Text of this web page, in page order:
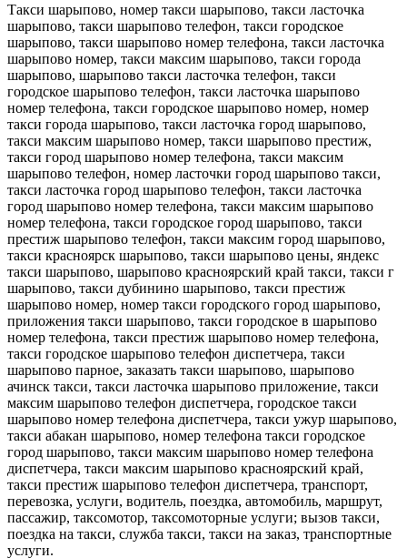
Такси шарыпово, номер такси шарыпово, такси ласточка
шарыпово, такси шарыпово телефон, такси городское
шарыпово, такси шарыпово номер телефона, такси ласточка
шарыпово номер, такси максим шарыпово, такси города
шарыпово, шарыпово такси ласточка телефон, такси
городское шарыпово телефон, такси ласточка шарыпово
номер телефона, такси городское шарыпово номер, номер
такси города шарыпово, такси ласточка город шарыпово,
такси максим шарыпово номер, такси шарыпово престиж,
такси город шарыпово номер телефона, такси максим
шарыпово телефон, номер ласточки город шарыпово такси,
такси ласточка город шарыпово телефон, такси ласточка
город шарыпово номер телефона, такси максим шарыпово
номер телефона, такси городское город шарыпово, такси
престиж шарыпово телефон, такси максим город шарыпово,
такси красноярск шарыпово, такси шарыпово цены, яндекс
такси шарыпово, шарыпово красноярский край такси, такси г
шарыпово, такси дубинино шарыпово, такси престиж
шарыпово номер, номер такси городского город шарыпово,
приложения такси шарыпово, такси городское в шарыпово
номер телефона, такси престиж шарыпово номер телефона,
такси городское шарыпово телефон диспетчера, такси
шарыпово парное, заказать такси шарыпово, шарыпово
ачинск такси, такси ласточка шарыпово приложение, такси
максим шарыпово телефон диспетчера, городское такси
шарыпово номер телефона диспетчера, такси ужур шарыпово,
такси абакан шарыпово, номер телефона такси городское
город шарыпово, такси максим шарыпово номер телефона
диспетчера, такси максим шарыпово красноярский край,
такси престиж шарыпово телефон диспетчера, транспорт,
перевозка, услуги, водитель, поездка, автомобиль, маршрут,
пассажир, таксомотор, таксомоторные услуги; вызов такси,
поездка на такси, служба такси, такси на заказ, транспортные
услуги.